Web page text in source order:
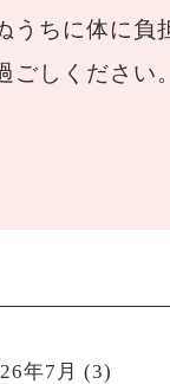
うちに体に負
ごしください。
年7月 (3)